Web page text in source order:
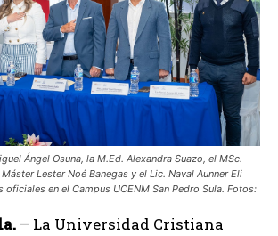
Ángel Osuna, la M.Ed. Alexandra Suazo, el MSc.
Lester Noé Banegas y el Lic. Naval Aunner Eli
oficiales en el Campus UCENM San Pedro Sula. Fotos:
– La Universidad Cristiana